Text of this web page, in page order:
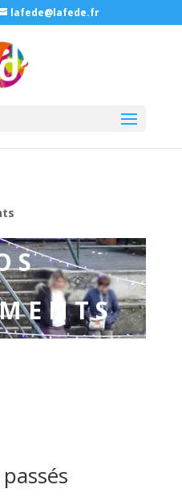
lafede@lafede.fr